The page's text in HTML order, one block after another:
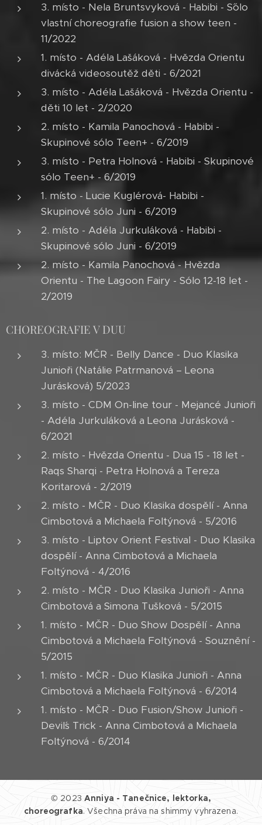
3. místo - Nela Bruntsvyková - Habibi - S´ólo
vlastní choreografie fusion a show teen -
11/2022
1. místo - Adéla Lašáková - Hvězda Orientu
divácká videosoutěž děti - 6/2021
3. místo - Adéla Lašáková - Hvězda Orientu -
děti 10 let - 2/2020
2. místo - Kamila Panochová - Habibi -
Skupinové sólo Teen+ - 6/2019
3. místo - Petra Holnová - Habibi - Skupinové
sólo Teen+ - 6/2019
1. místo - Lucie Kuglérová- Habibi -
Skupinové sólo Juni - 6/2019
2. místo - Adéla Jurkuláková - Habibi -
Skupinové sólo Juni - 6/2019
2. místo - Kamila Panochová - Hvězda
Orientu - The Lagoon Fairy - Sólo 12-18 let -
2/2019
CHOREOGRAFIE V DUU
3. místo: MČR - Belly Dance - Duo Klasika
Junioři (Natálie Patrmanová – Leona
Jurásková) 5/2023
3. místo - CDM On-line tour - Mejancé Junioři
- Adéla Jurkuláková a Leona Jurásková -
6/2021
2. místo - Hvězda Orientu - Dua 15 - 18 let -
Raqs Sharqi - Petra Holnová a Tereza
Koritarová - 2/2019
2. místo - MČR - Duo Klasika dospělí - Anna
Cimbotová a Michaela Foltýnová - 5/2016
3. místo - Liptov Orient Festival - Duo Klasika
dospělí - Anna Cimbotová a Michaela
Foltýnová - 4/2016
2. místo - MČR - Duo Klasika Junioři - Anna
Cimbotová a Simona Tušková - 5/2015
1. místo - MČR - Duo Show Dospělí - Anna
Cimbotová a Michaela Foltýnová - Souznění -
5/2015
1. místo - MČR - Duo Klasika Junioři - Anna
Cimbotová a Michaela Foltýnová - 6/2014
1. místo - MČR - Duo Fusion/Show Junioři -
Devil´s Trick - Anna Cimbotová a Michaela
Foltýnová - 6/2014
© 2023 Anniya - Tanečnice, lektorka,
choreografka. Všechna práva na shimmy vyhrazena.